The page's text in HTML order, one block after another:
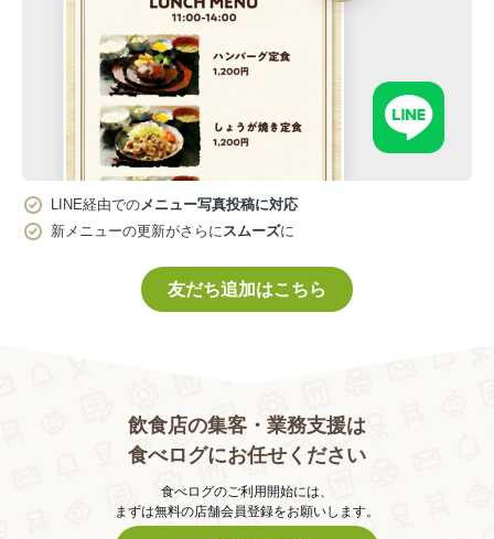
LINE経由でのメニュー写真投稿に対応
新メニューの更新がさらにスムーズに
友だち追加はこちら
飲食店の集客・業務支援は
食べログにお任せください
食べログのご利用開始には、
まずは無料の店舗会員登録をお願いします。